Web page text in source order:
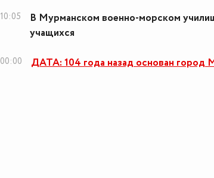
10:05
В Мурманском военно-морском
учащихся
00:00 ДАТА: 104 года назад основан город